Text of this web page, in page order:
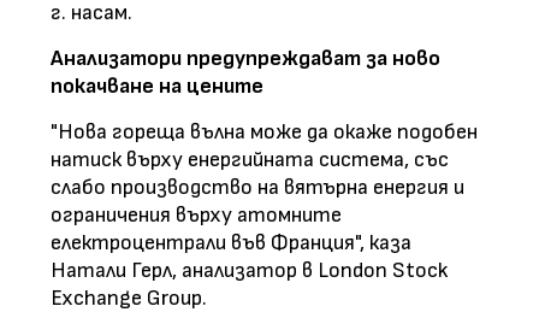
г. насам.
Анализатори предупреждават за ново
покачване на цените
"Нова гореща вълна може да окаже подобен
натиск върху енергийната система, със
слабо производство на вятърна енергия и
ограничения върху атомните
електроцентрали във Франция", каза
Натали Герл, анализатор в London Stock
Exchange Group.